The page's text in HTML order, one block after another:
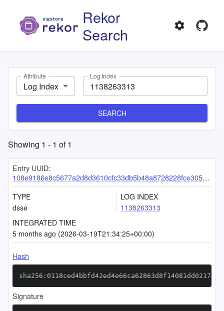
Rekor
Search
Attribute
Log Index
Log Index
SEARCH
Showing 1 - 1 of1
Entry UUID:
108e9186e8c5677a2d8d3610cfc33db5b48a8728228fce305d612dcc31d90f061b036fec420fbe95
TYPE
dsse
LOG INDEX
1138263313
INTEGRATED TIME
5 months ago (2026-03-19T21:34:25+00:00)
Hash
Signature